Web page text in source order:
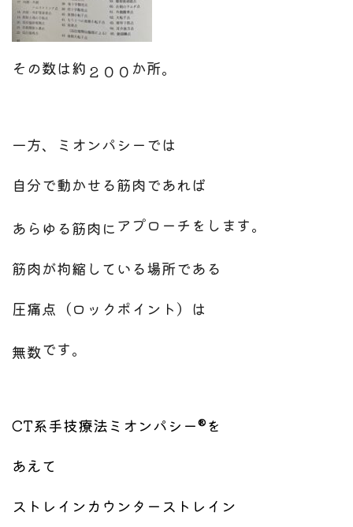
その数は約 ２００ か所。
一方、ミオンパシーでは
自分で動かせる筋肉であれば
あらゆる筋肉にアプローチをします。
筋肉が拘縮している場所である
圧痛点（ロックポイント）は
無数です。
CT系手技療法ミオンパシー®を
あえて
ストレインカウンターストレイン